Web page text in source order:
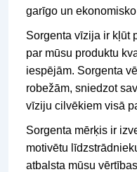
garīgo un
Sorgenta vīzija ir kļūt
par mūsu produktu
iespējām. Sorgenta
robežām, sniedzot
vīziju cilvēkiem visā
Sorgenta mērķis ir
motivētu
atbalsta mūsu